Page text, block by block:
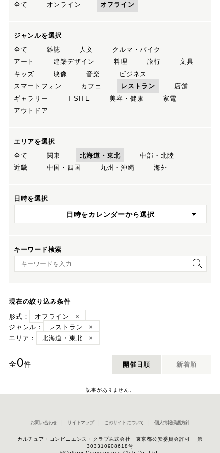
全て
オンライン オフライン
ジャンルを選択
全て
雑誌 人文
クルマ・バイク
アート
建築デザイン 料理 旅行
文具
キッズ
映像 音楽
ビジネス
スマートフォン
カフェ レストラン
店舗
ギャラリー
T-SITE 美容・健康
家電
アウトドア
エリアを選択
全て
関東 北海道・東北
中部・北陸
近畿
中国・四国 九州・沖縄 海外
日時を選択
日時をカレンダーから選択
キーワード検索
キーワード検索
現在の絞り込み条件
形式：
オフライン
×
ジャンル：
レストラン
×
エリア：
北海道・東北 ×
全0件 開催日順 新着順
記事がありません。
お問い合わせ サイトマップ このサイトについて 個人情報保護方針
カルチュア・コンビニエンス・クラブ株式会社 東京都公安委員会許可 第
303310908618号